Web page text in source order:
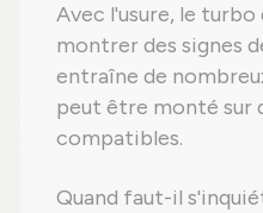
Avec l'usure, le
montrer des signes
entraîne de
peut être monté
compatibles.
Quand faut-il